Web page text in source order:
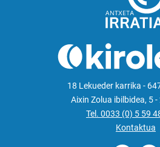
18 Lekueder karrika -
Aixin Zolua ibilbidea, 5
Tel. 0033 (0) 5 59
Kontaktua